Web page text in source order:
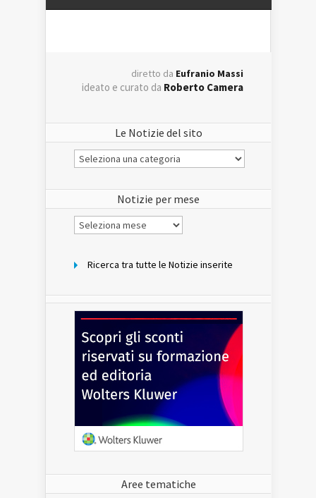
diretto da Eufranio Massi
ideato e curato da Roberto Camera
Le Notizie del sito
Le
Notizie
Notizie per mese
Notizie
per
Ricerca tra tutte le Notizie inserite
Aree tematiche